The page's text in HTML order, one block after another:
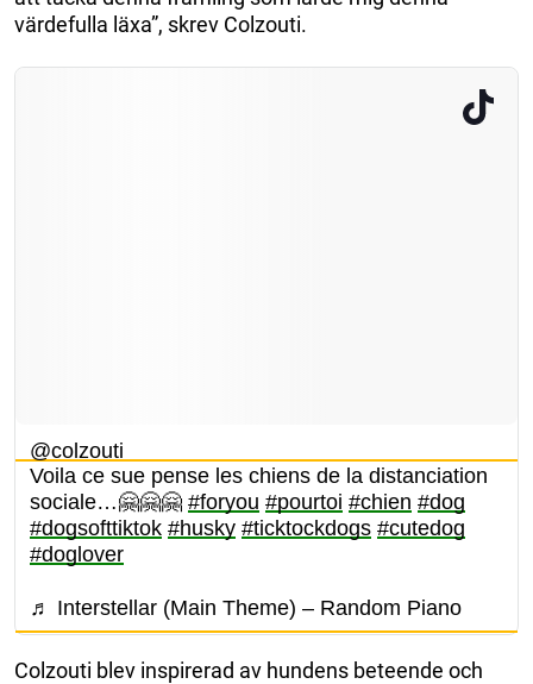
värdefulla läxa”, skrev Colzouti.
@colzouti
Voila ce sue pense les chiens de la distanciation
sociale…🤗🤗🤗 #foryou #pourtoi #chien #dog
#dogsofttiktok #husky #ticktockdogs #cutedog
#doglover
♬ Interstellar (Main Theme) – Random Piano
Colzouti blev inspirerad av hundens beteende och